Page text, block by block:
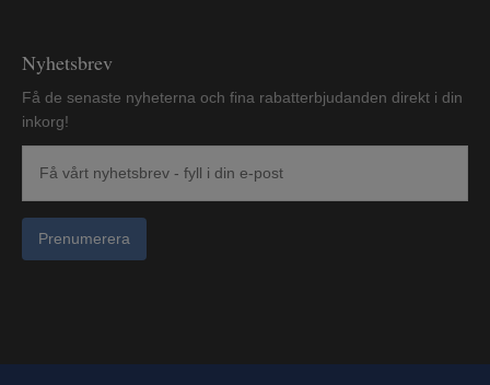
Nyhetsbrev
Få de senaste nyheterna och fina rabatterbjudanden direkt i din
inkorg!
Prenumerera